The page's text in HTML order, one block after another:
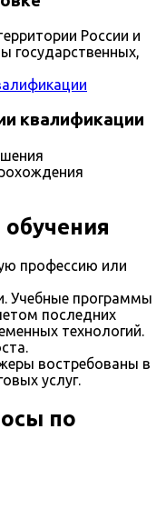
России и
государственных,
квалификации
профессию или
Учебные программы
последних
технологий.
востребованы в
услуг.
по